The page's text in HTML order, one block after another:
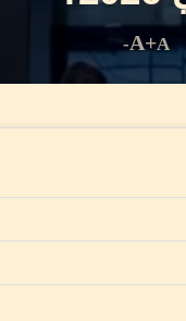
A+A-